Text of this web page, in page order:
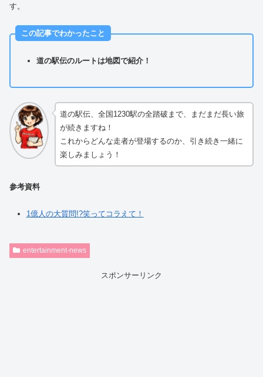
す。
この記事でわかったこと
道の駅伝のルートは地図で紹介！
道の駅伝、全国1230駅の全踏破まで、まだまだ長い旅
が続きますね！
これからどんな走者が登場するのか、引き続き一緒に
楽しみましょう！
参考資料
1億人の大質問!?笑ってコラえて！
entertainment-news
スポンサーリンク